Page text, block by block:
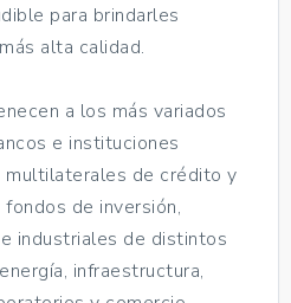
para brindarles
alta calidad.
a los más variados
e instituciones
multilaterales de crédito y
de inversión,
industriales de distintos
infraestructura,